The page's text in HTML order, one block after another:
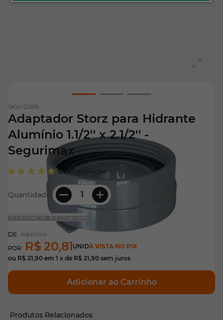
5.0 | 11 Avaliações
SKU=22619
Adaptador Storz para Hidrante
Alumínio 1.1/2'' x 2.1/2'' -
Segurimax
Quantidade:
Mais formas de pagamento
R$ 22,90
R$ 20,81UNIDÀ VISTA NO PIX
ou R$ 21,90 em 1 x de R$ 21,90 sem juros
Adicionar ao Carrinho
Produtos Relacionados